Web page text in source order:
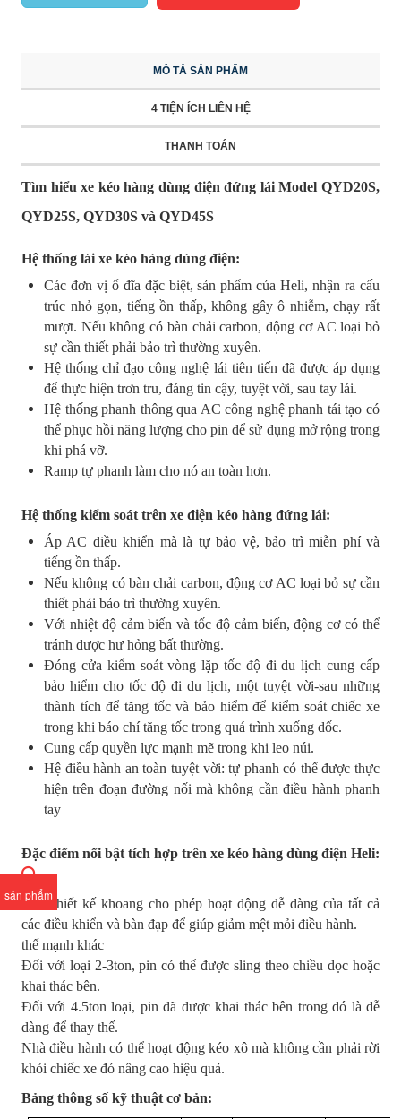
sản phẩm
MÔ TẢ SẢN PHẨM
4 TIỆN ÍCH LIÊN HỆ
THANH TOÁN
Tìm hiểu xe kéo hàng dùng điện đứng lái Model QYD20S,
QYD25S, QYD30S và QYD45S
Hệ thống lái xe kéo hàng dùng điện:
Các đơn vị ổ đĩa đặc biệt, sản phẩm của Heli, nhận ra cấu
trúc nhỏ gọn, tiếng ồn thấp, không gây ô nhiễm, chạy rất
mượt. Nếu không có bàn chải carbon, động cơ AC loại bỏ
sự cần thiết phải bảo trì thường xuyên.
Hệ thống chỉ đạo công nghệ lái tiên tiến đã được áp dụng
để thực hiện trơn tru, đáng tin cậy, tuyệt vời, sau tay lái.
Hệ thống phanh thông qua AC công nghệ phanh tái tạo có
thể phục hồi năng lượng cho pin để sử dụng mở rộng trong
khi phá vỡ.
Ramp tự phanh làm cho nó an toàn hơn.
Hệ thống kiểm soát trên xe điện kéo hàng đứng lái:
Áp AC điều khiển mà là tự bảo vệ, bảo trì miễn phí và
tiếng ồn thấp.
Nếu không có bàn chải carbon, động cơ AC loại bỏ sự cần
thiết phải bảo trì thường xuyên.
Với nhiệt độ cảm biến và tốc độ cảm biến, động cơ có thể
tránh được hư hỏng bất thường.
Đóng cửa kiểm soát vòng lặp tốc độ đi du lịch cung cấp
bảo hiểm cho tốc độ đi du lịch, một tuyệt vời-sau những
thành tích để tăng tốc và bảo hiểm để kiểm soát chiếc xe
trong khi báo chí tăng tốc trong quá trình xuống dốc.
Cung cấp quyền lực mạnh mẽ trong khi leo núi.
Hệ điều hành an toàn tuyệt vời: tự phanh có thể được thực
hiện trên đoạn đường nối mà không cần điều hành phanh
tay
Đặc điểm nổi bật tích hợp trên xe kéo hàng dùng điện Heli:
Thái thiết kế khoang cho phép hoạt động dễ dàng của tất cả
các điều khiển và bàn đạp để giúp giảm mệt mỏi điều hành.
thế mạnh khác
Đối với loại 2-3ton, pin có thể được sling theo chiều dọc hoặc
khai thác bên.
Đối với 4.5ton loại, pin đã được khai thác bên trong đó là dễ
dàng để thay thế.
Nhà điều hành có thể hoạt động kéo xô mà không cần phải rời
khỏi chiếc xe đó nâng cao hiệu quả.
Bảng thông số kỹ thuật cơ bản: